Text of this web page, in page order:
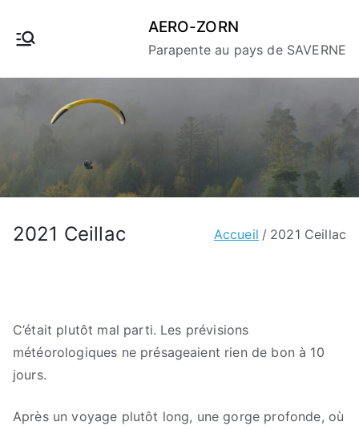
AERO-ZORN
Parapente au pays de SAVERNE
2021 Ceillac Accueil 2021 Ceillac
C’était plutôt mal parti. Les prévisions
météorologiques ne présageaient rien de bon à 10
jours.
Après un voyage plutôt long, une gorge profonde, où